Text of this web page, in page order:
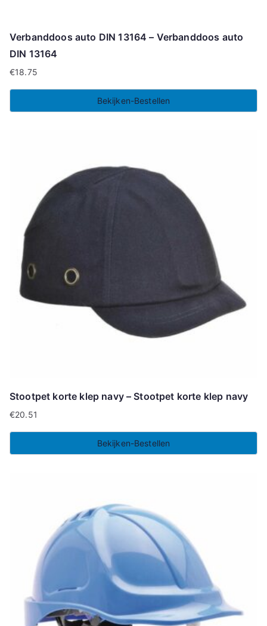
Verbanddoos auto DIN 13164 – Verbanddoos auto
DIN 13164
€18.75
Bekijken-Bestellen
Stootpet korte klep navy – Stootpet korte klep navy
€20.51
Bekijken-Bestellen